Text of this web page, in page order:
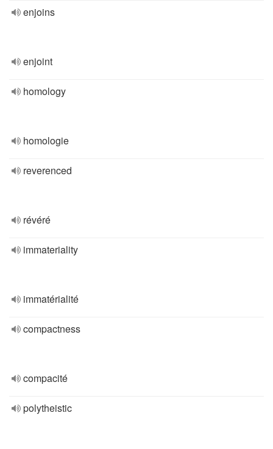
enjoins
enjoint
homology
homologie
reverenced
révéré
immateriality
immatérialité
compactness
compacité
polytheistic